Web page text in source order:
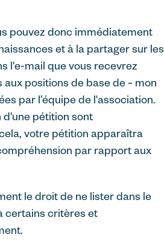
pouvez donc immédiatement
et à la partager sur les
l'e-mail que vous recevrez
positions de base de ~ mon
par l’équipe de l'association.
d'une pétition sont
votre pétition apparaîtra
par rapport aux
le droit de ne lister dans le
certains critères et